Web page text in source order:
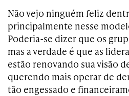
Não vejo ninguém feliz
principalmente nesse
Poderia-se dizer que os
mas a verdade é que as
estão renovando sua visão
querendo mais operar de
tão engessado e